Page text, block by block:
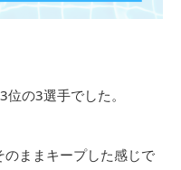
の3選手でした。
ままキープした感じで